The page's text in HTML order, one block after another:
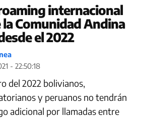
internacional
la Comunidad Andina
el 2022
- 22:50:18
del 2022 bolivianos,
y peruanos no tendrán
adicional por llamadas entre